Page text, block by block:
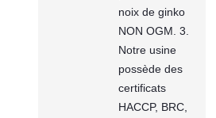
noix de ginko
NON OGM. 3.
Notre usine
possède des
certificats
HACCP, BRC,